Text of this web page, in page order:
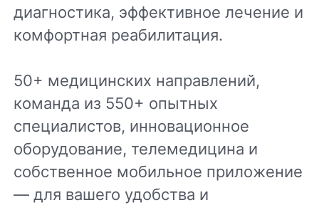
диагностика, эффективное лечение и
комфортная реабилитация.
50+ медицинских направлений,
команда из 550+ опытных
специалистов, инновационное
оборудование, телемедицина и
собственное мобильное приложение
— для вашего удобства и